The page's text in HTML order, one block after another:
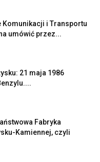
Komunikacji i Transportu
umówić przez...
21 maja 1986
Fabryka
Kamiennej, czyli